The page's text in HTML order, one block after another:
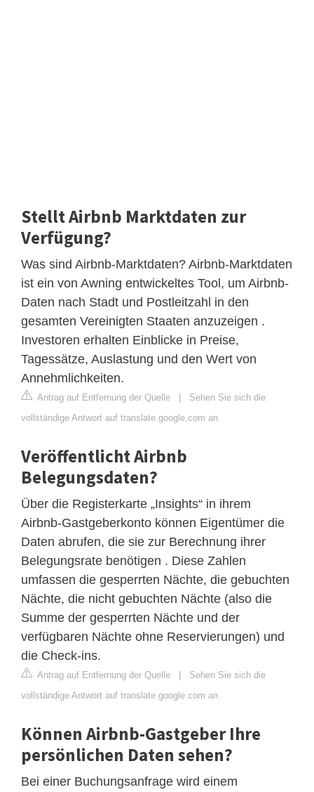
Stellt Airbnb Marktdaten zur
Verfügung?
Was sind Airbnb-Marktdaten? Airbnb-Marktdaten
ist ein von Awning entwickeltes Tool, um Airbnb-
Daten nach Stadt und Postleitzahl in den
gesamten Vereinigten Staaten anzuzeigen .
Investoren erhalten Einblicke in Preise,
Tagessätze, Auslastung und den Wert von
Annehmlichkeiten.
Antrag auf Entfernung der Quelle | Sehen Sie sich die
vollständige Antwort auf translate.google.com an
Veröffentlicht Airbnb
Belegungsdaten?
Über die Registerkarte „Insights“ in ihrem
Airbnb-Gastgeberkonto können Eigentümer die
Daten abrufen, die sie zur Berechnung ihrer
Belegungsrate benötigen . Diese Zahlen
umfassen die gesperrten Nächte, die gebuchten
Nächte, die nicht gebuchten Nächte (also die
Summe der gesperrten Nächte und der
verfügbaren Nächte ohne Reservierungen) und
die Check-ins.
Antrag auf Entfernung der Quelle | Sehen Sie sich die
vollständige Antwort auf translate.google.com an
Können Airbnb-Gastgeber Ihre
persönlichen Daten sehen?
Bei einer Buchungsanfrage wird einem